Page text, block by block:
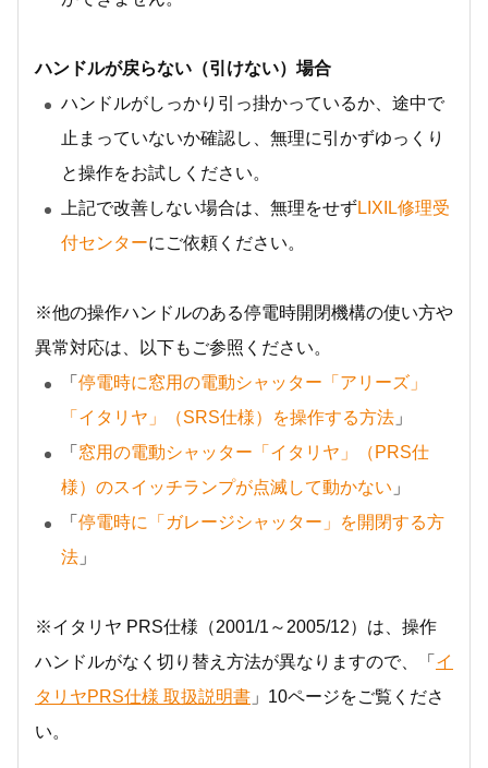
ハンドルが戻らない（引けない）場合
ハンドルがしっかり引っ掛かっているか、途中で
止まっていないか確認し、無理に引かずゆっくり
と操作をお試しください。
上記で改善しない場合は、無理をせずLIXIL修理受
付センターにご依頼ください。
※他の操作ハンドルのある停電時開閉機構の使い方や
異常対応は、以下もご参照ください。
「 停電時に窓用の電動シャッター「アリーズ」
「イタリヤ」（SRS仕様）を操作する方法 」
「 窓用の電動シャッター「イタリヤ」（PRS仕
様）のスイッチランプが点滅して動かない 」
「 停電時に「ガレージシャッター」を開閉する方
法 」
※イタリヤ PRS仕様（2001/1～2005/12）は、操作
ハンドルがなく切り替え方法が異なりますので、「 イ
タリヤPRS仕様 取扱説明書 」10ページをご覧くださ
い。